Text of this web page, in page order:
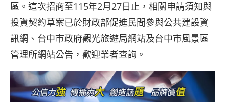
區。這次招商至115年2月27日止，相關申請須知與
投資契約草案已於財政部促進民間參與公共建設資
訊網、台中市政府觀光旅遊局網站及台中市風景區
管理所網站公告，歡迎業者查詢。